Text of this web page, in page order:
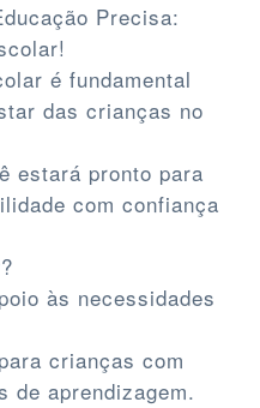
Precisa:
é fundamental
das crianças no
estará pronto para
com confiança
às necessidades
crianças com
de aprendizagem.